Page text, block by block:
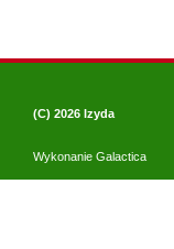
(C) 2026 Izyda
Wykonanie Galactica